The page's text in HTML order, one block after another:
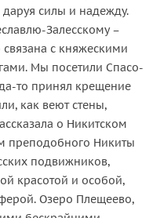
силы и надежду.
Залесскому –
с княжескими
Мы посетили Спасо-
то принял крещение
как веют стены,
о Никитском
преподобного Никиты
подвижников,
красотой и особой,
Озеро Плещеево,